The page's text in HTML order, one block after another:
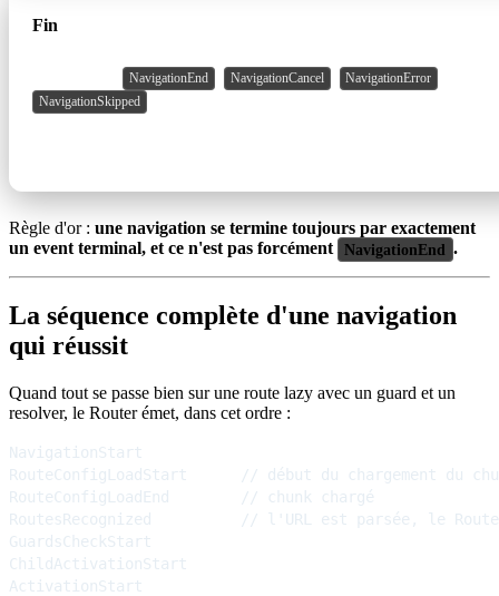
Fin
NavigationEnd NavigationCancel NavigationError
NavigationSkipped
Règle d'or : une navigation se termine toujours par exactement
un event terminal, et ce n'est pas forcément
NavigationEnd .
La séquence complète d'une navigation
qui réussit
Quand tout se passe bien sur une route lazy avec un guard et un
resolver, le Router émet, dans cet ordre :
NavigationStart
RouteConfigLoadStart      // début du chargement du
RouteConfigLoadEnd        // chunk chargé
RoutesRecognized          // l'URL est parsée, le
GuardsCheckStart
ChildActivationStart
ActivationStart